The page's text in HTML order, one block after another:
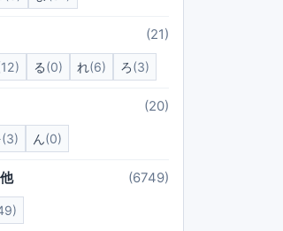
(21)
る(0) れ(6) ろ(3)
(20)
(3) ん(0)
(6749)